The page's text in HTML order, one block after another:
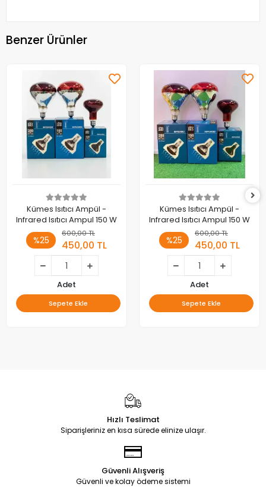
Benzer Ürünler
Kümes Isıtıcı Ampül -
Infrared Isıtıcı Ampul 150 W
%25
600,00 TL
450,00 TL
Adet
Sepete Ekle
Kümes Isıtıcı Ampül -
Infrared Isıtıcı Ampul 150 W
%25
600,00 TL
450,00 TL
Adet
Sepete Ekle
Hızlı Teslimat
Siparişleriniz en kısa sürede elinize ulaşır.
Güvenli Alışveriş
Güvenli ve kolay ödeme sistemi